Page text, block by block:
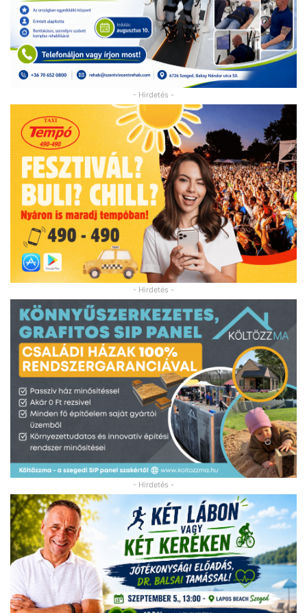
- Hirdetés -
- Hirdetés -
- Hirdetés -